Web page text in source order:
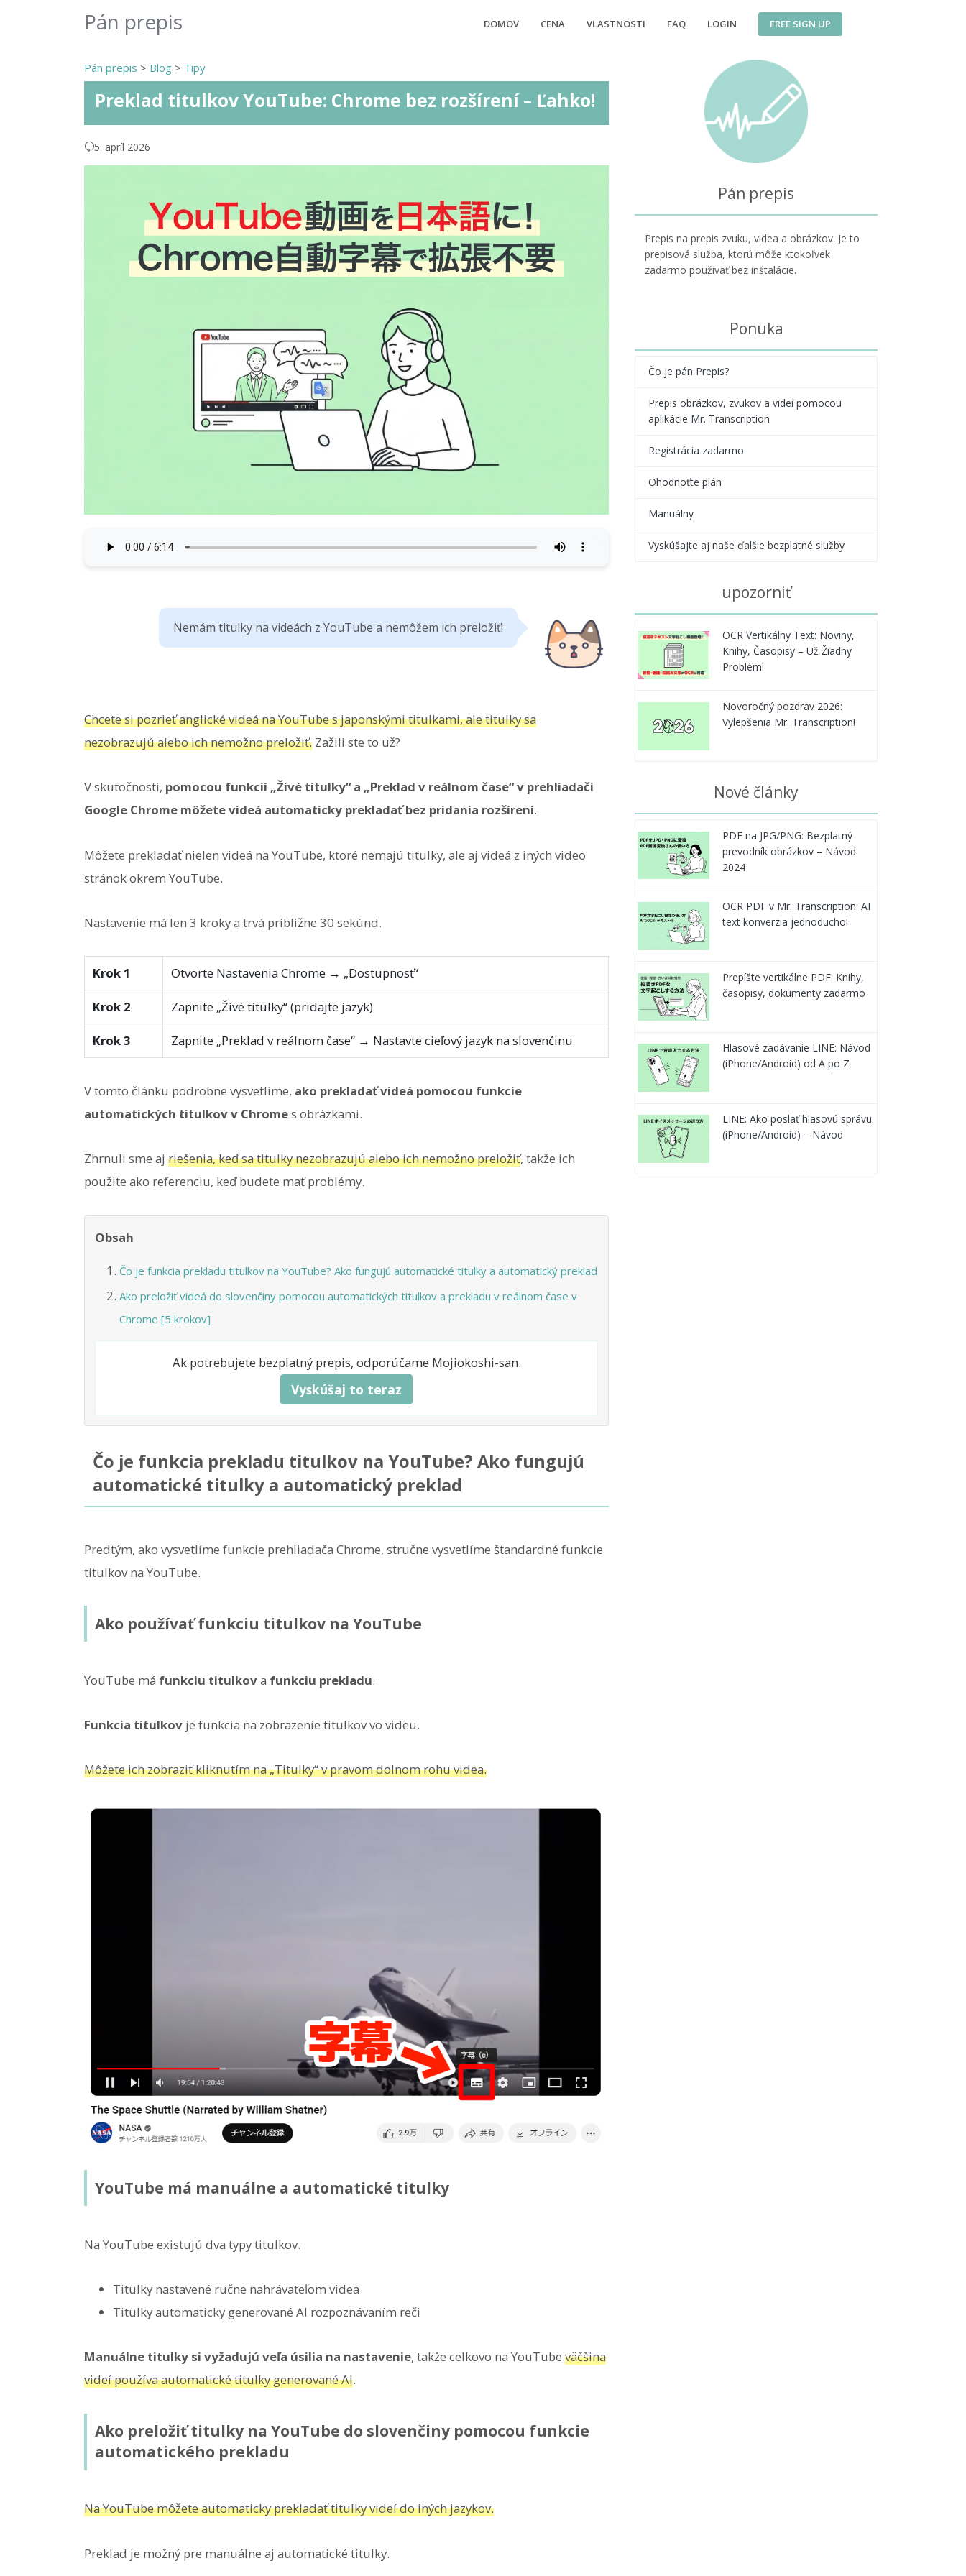
Pán prepis DOMOV CENA VLASTNOSTI FAQ LOGIN FREE SIGN UP
Pán prepis > Blog > Tipy
Preklad titulkov YouTube: Chrome bez rozšírení – Ľahko!
5. apríl 2026
Nemám titulky na videách z YouTube a nemôžem ich preložiť!
Chcete si pozrieť anglické videá na YouTube s japonskými titulkami, ale titulky sa
nezobrazujú alebo ich nemožno preložiť. Zažili ste to už?
V skutočnosti, pomocou funkcií „Živé titulky“ a „Preklad v reálnom čase“ v prehliadači
Google Chrome môžete videá automaticky prekladať bez pridania rozšírení.
Môžete prekladať nielen videá na YouTube, ktoré nemajú titulky, ale aj videá z iných video
stránok okrem YouTube.
Nastavenie má len 3 kroky a trvá približne 30 sekúnd.
Krok 1 Otvorte Nastavenia Chrome → „Dostupnosť“
Krok 2 Zapnite „Živé titulky“ (pridajte jazyk)
Krok 3 Zapnite „Preklad v reálnom čase“ → Nastavte cieľový jazyk na slovenčinu
V tomto článku podrobne vysvetlíme, ako prekladať videá pomocou funkcie
automatických titulkov v Chromes obrázkami.
Zhrnuli sme aj riešenia, keď sa titulky nezobrazujú alebo ich nemožno preložiť, takže ich
použite ako referenciu, keď budete mať problémy.
Obsah
Čo je funkcia prekladu titulkov na YouTube? Ako fungujú automatické titulky a automatický preklad
Ako preložiť videá do slovenčiny pomocou automatických titulkov a prekladu v reálnom čase v
Chrome [5 krokov]
Ak potrebujete bezplatný prepis, odporúčame Mojiokoshi-san.
Vyskúšaj to teraz
Čo je funkcia prekladu titulkov na YouTube? Ako fungujú
automatické titulky a automatický preklad
Predtým, ako vysvetlíme funkcie prehliadača Chrome, stručne vysvetlíme štandardné funkcie
titulkov na YouTube.
Ako používať funkciu titulkov na YouTube
YouTube má funkciu titulkova funkciu prekladu.
Funkcia titulkov je funkcia na zobrazenie titulkov vo videu.
Môžete ich zobraziť kliknutím na „Titulky“ v pravom dolnom rohu videa.
YouTube má manuálne a automatické titulky
Na YouTube existujú dva typy titulkov.
Titulky nastavené ručne nahrávateľom videa
Titulky automaticky generované AI rozpoznávaním reči
Manuálne titulky si vyžadujú veľa úsilia na nastavenie, takže celkovo na YouTube väčšina
videí používa automatické titulky generované AI.
Ako preložiť titulky na YouTube do slovenčiny pomocou funkcie
automatického prekladu
Na YouTube môžete automaticky prekladať titulky videí do iných jazykov.
Preklad je možný pre manuálne aj automatické titulky.
Pán prepis
Prepis na prepis zvuku, videa a obrázkov. Je to
prepisová služba, ktorú môže ktokoľvek
zadarmo používať bez inštalácie.
Ponuka
Čo je pán Prepis?
Prepis obrázkov, zvukov a videí pomocou
aplikácie Mr. Transcription
Registrácia zadarmo
Ohodnoťte plán
Manuálny
Vyskúšajte aj naše ďalšie bezplatné služby
upozorniť
OCR Vertikálny Text: Noviny,
Knihy, Časopisy – Už Žiadny
Problém!
Novoročný pozdrav 2026:
Vylepšenia Mr. Transcription!
Nové články
PDF na JPG/PNG: Bezplatný
prevodník obrázkov – Návod
2024
OCR PDF v Mr. Transcription: AI
text konverzia jednoducho!
Prepíšte vertikálne PDF: Knihy,
časopisy, dokumenty zadarmo
Hlasové zadávanie LINE: Návod
(iPhone/Android) od A po Z
LINE: Ako poslať hlasovú správu
(iPhone/Android) – Návod